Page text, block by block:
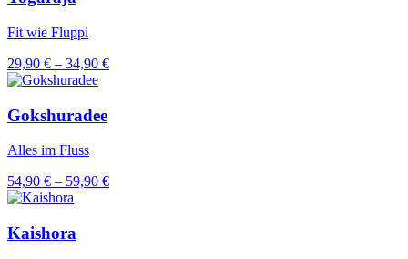
Fit wie Fluppi
29,90 € – 34,90 €Preisspanne:
Gokshuradee
Alles im Fluss
54,90 € – 59,90 €Preisspanne:
Kaishora